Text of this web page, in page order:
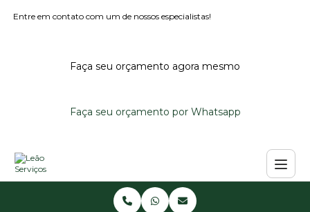
Entre em contato com um de nossos especialistas!
Faça seu orçamento agora mesmo
Faça seu orçamento por Whatsapp